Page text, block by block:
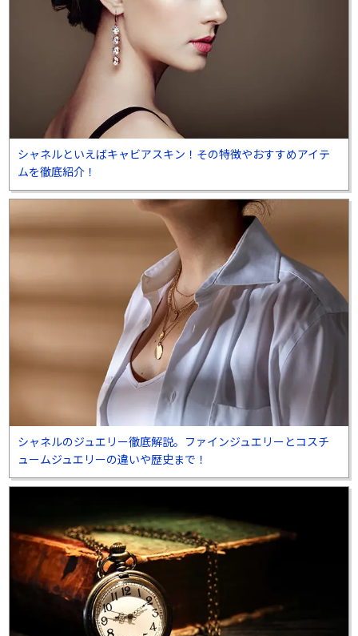
シャネルといえばキャビアスキン！その特徴やおすすめアイテ
ムを徹底紹介！
シャネルのジュエリー徹底解説。ファインジュエリーとコスチ
ュームジュエリーの違いや歴史まで！